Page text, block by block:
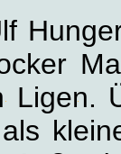
Ligen.